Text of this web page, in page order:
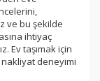
ve bu şekilde
ihtiyaç
Ev taşımak için
deneyimi